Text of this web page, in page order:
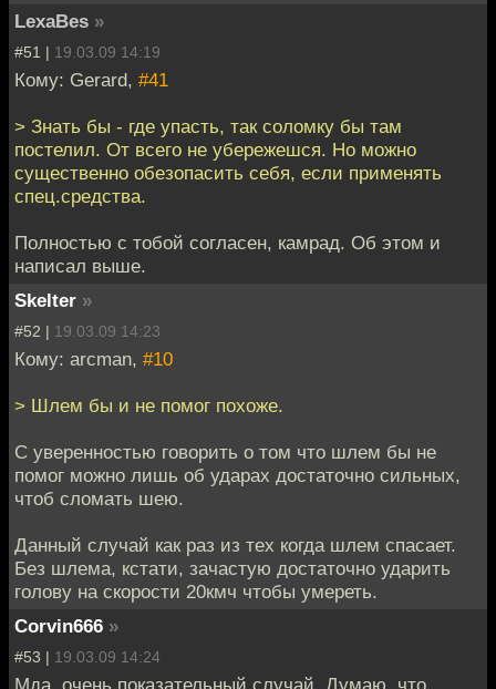
LexaBes »
#51 | 19.03.09 14:19
Кому: Gerard, #41
> Знать бы - где упасть, так соломку бы там
постелил. От всего не убережешся. Но можно
существенно обезопасить себя, если применять
спец.средства.
Полностью с тобой согласен, камрад. Об этом и
написал выше.
Skelter »
#52 | 19.03.09 14:23
Кому: arcman, #10
> Шлем бы и не помог похоже.
С уверенностью говорить о том что шлем бы не
помог можно лишь об ударах достаточно сильных,
чтоб сломать шею.
Данный случай как раз из тех когда шлем спасает.
Без шлема, кстати, зачастую достаточно ударить
голову на скорости 20кмч чтобы умереть.
Corvin666 »
#53 | 19.03.09 14:24